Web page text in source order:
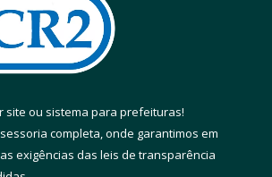
site ou sistema para prefeituras!
completa, onde garantimos em
exigências das leis de transparência